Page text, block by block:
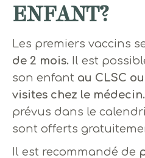
ENFANT?
Les premiers vaccins
de 2 mois. Il est
son enfant au CLSC
visites chez le médecin.
prévus dans le
sont offerts
Il est recommandé de